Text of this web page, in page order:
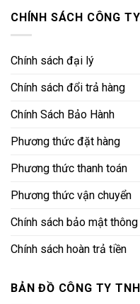
CHÍNH SÁCH CÔNG
Chính sách đại lý
Chính sách đổi trả hàng
Chính Sách Bảo Hành
Phương thức đặt hàng
Phương thức thanh toán
Phương thức vận chuyển
Chính sách bảo mật thông
Chính sách hoàn trả tiền
BẢN ĐỒ CÔNG TY